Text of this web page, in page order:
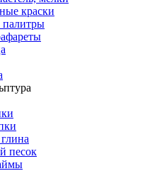
краски
песок